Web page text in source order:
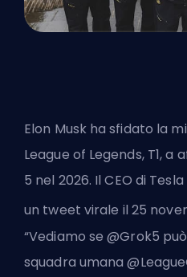
Elon Musk ha sfidato la
League of Legends, T1, a
5 nel 2026. Il CEO di
un tweet virale il 25
“Vediamo se @Grok5
squadra umana